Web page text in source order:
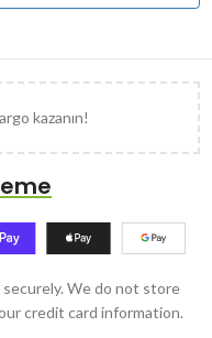
kazanın!
We do not store
credit card information.